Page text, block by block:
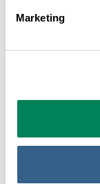
Marketing